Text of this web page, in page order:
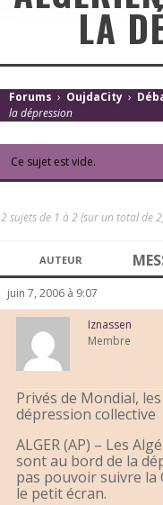
LA
Forums › OujdaCity ›
la dépression
Ce sujet est vide.
2 sujets de 1 à 2 (sur un total de
AUTEUR
juin 7, 2006 à 9:07
Iznassen
Membre
Privés de Mondial,
dépression collective
ALGER (AP) – Les
sont au bord de la
pas pouvoir suivre la
le petit écran.